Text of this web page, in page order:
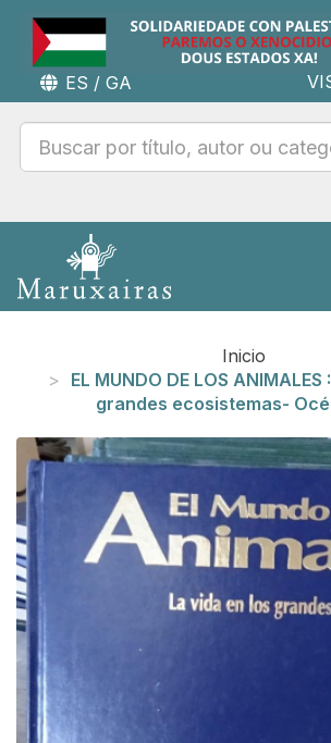
ES / GA
Inicio
EL MUNDO DE LOS
grandes ecosistemas-